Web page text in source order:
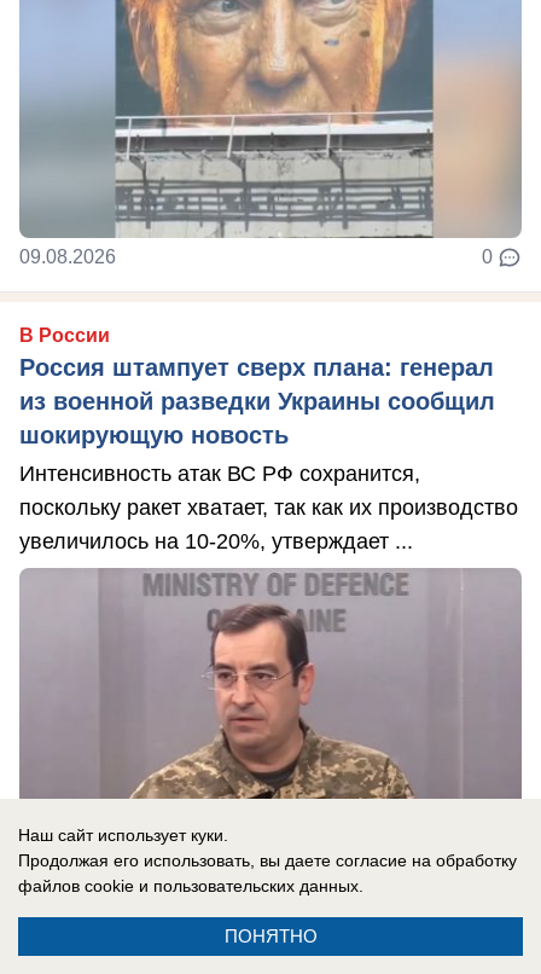
09.08.2026 0
В России
Россия штампует сверх плана: генерал
из военной разведки Украины сообщил
шокирующую новость
Интенсивность атак ВС РФ сохранится,
поскольку ракет хватает, так как их производство
увеличилось на 10-20%, утверждает ...
Наш сайт использует куки.
Продолжая его использовать, вы даете согласие на обработку
файлов cookie и пользовательских данных.
ПОНЯТНО